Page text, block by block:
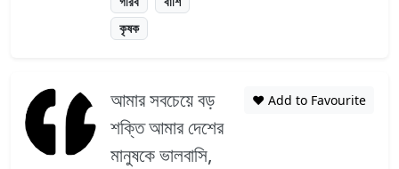
কৃষক
আমার সবচেয়ে বড়
শক্তি আমার দেশের
মানুষকে ভালবাসি,
❤️ Add to Favourite